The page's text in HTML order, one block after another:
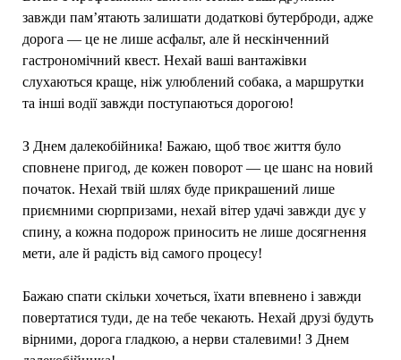
завжди пам’ятають залишати додаткові бутерброди, адже
дорога — це не лише асфальт, але й нескінченний
гастрономічний квест. Нехай ваші вантажівки
слухаються краще, ніж улюблений собака, а маршрутки
та інші водії завжди поступаються дорогою!
З Днем далекобійника! Бажаю, щоб твоє життя було
сповнене пригод, де кожен поворот — це шанс на новий
початок. Нехай твій шлях буде прикрашений лише
приємними сюрпризами, нехай вітер удачі завжди дує у
спину, а кожна подорож приносить не лише досягнення
мети, але й радість від самого процесу!
Бажаю спати скільки хочеться, їхати впевнено і завжди
повертатися туди, де на тебе чекають. Нехай друзі будуть
вірними, дорога гладкою, а нерви сталевими! З Днем